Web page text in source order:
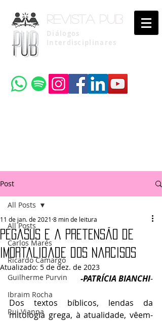
Revista pub
Diálogos
Interdisciplinares
Post
All Posts
Carlos Marés
Ricardo Camargo
Guilherme Purvin
Ibraim Rocha
Rui Vianna
All Posts
Pegasus e a pretensão de
Imortalidade dos Narcisos
11 de jan. de 2021 8 min de leitura
Atualizado: 5 de dez. de 2023
-PATRÍCIA BIANCHI-
Dos textos bíblicos, lendas da
mitologia grega, à atualidade, vêem-